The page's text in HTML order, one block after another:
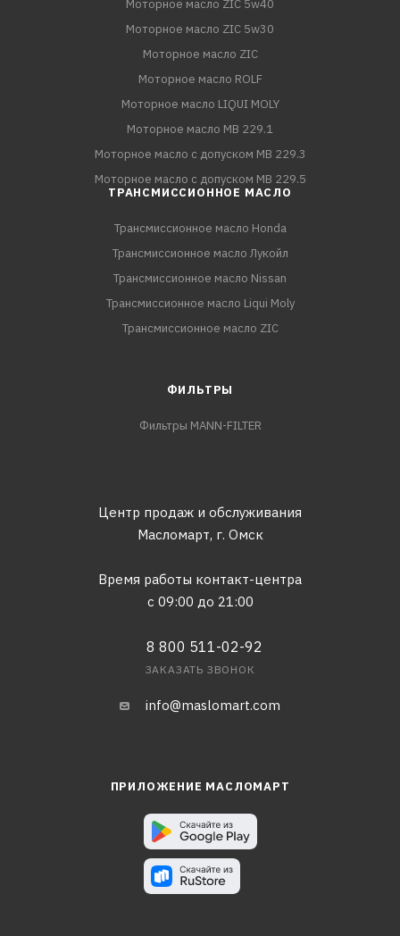
Моторное масло ZIC 5w40
Моторное масло ZIC 5w30
Моторное масло ZIC
Моторное масло ROLF
Моторное масло LIQUI MOLY
Моторное масло MB 229.1
Моторное масло с допуском MB 229.3
Моторное масло с допуском MB 229.5
ТРАНСМИССИОННОЕ МАСЛО
Трансмиссионное масло Honda
Трансмиссионное масло Лукойл
Трансмиссионное масло Nissan
Трансмиссионное масло Liqui Moly
Трансмиссионное масло ZIC
ФИЛЬТРЫ
Фильтры MANN-FILTER
Центр продаж и обслуживания
Масломарт, г. Омск
Время работы контакт-центра
с 09:00 до 21:00
8 800 511-02-92
ЗАКАЗАТЬ ЗВОНОК
info@maslomart.com
ПРИЛОЖЕНИЕ МАСЛОМАРТ